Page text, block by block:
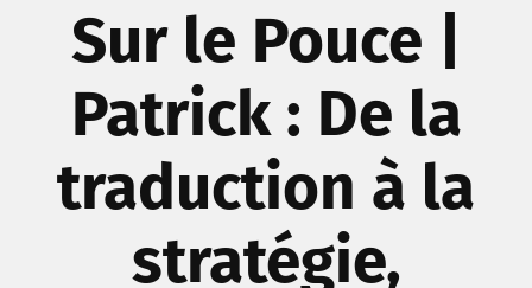
Sur le Pouce |
Patrick : De la
traduction à la
stratégie,